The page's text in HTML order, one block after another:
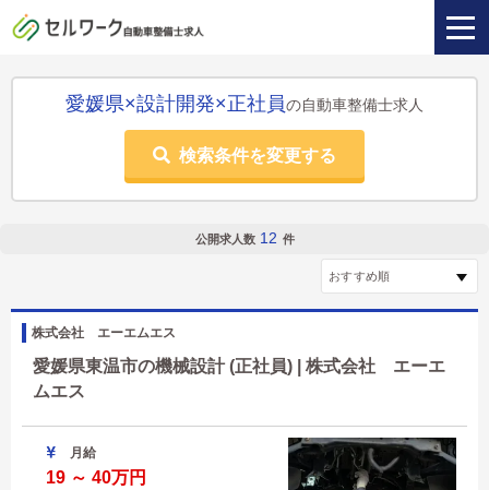
愛媛県×設計開発×正社員の自動車整備士求人
検索条件を変更する
公開求人数 12 件
株式会社 エーエムエス
愛媛県東温市の機械設計 (正社員) | 株式会社 エーエ
ムエス
月給
19 ～ 40万円